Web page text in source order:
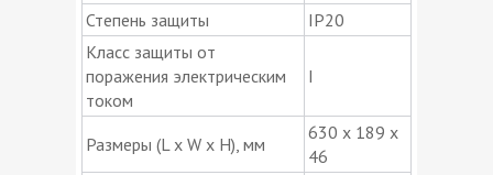
Степень защиты
IP20
Класс защиты от
поражения электрическим
током
I
Размеры (L x W x H), мм
630 x 189 x
46